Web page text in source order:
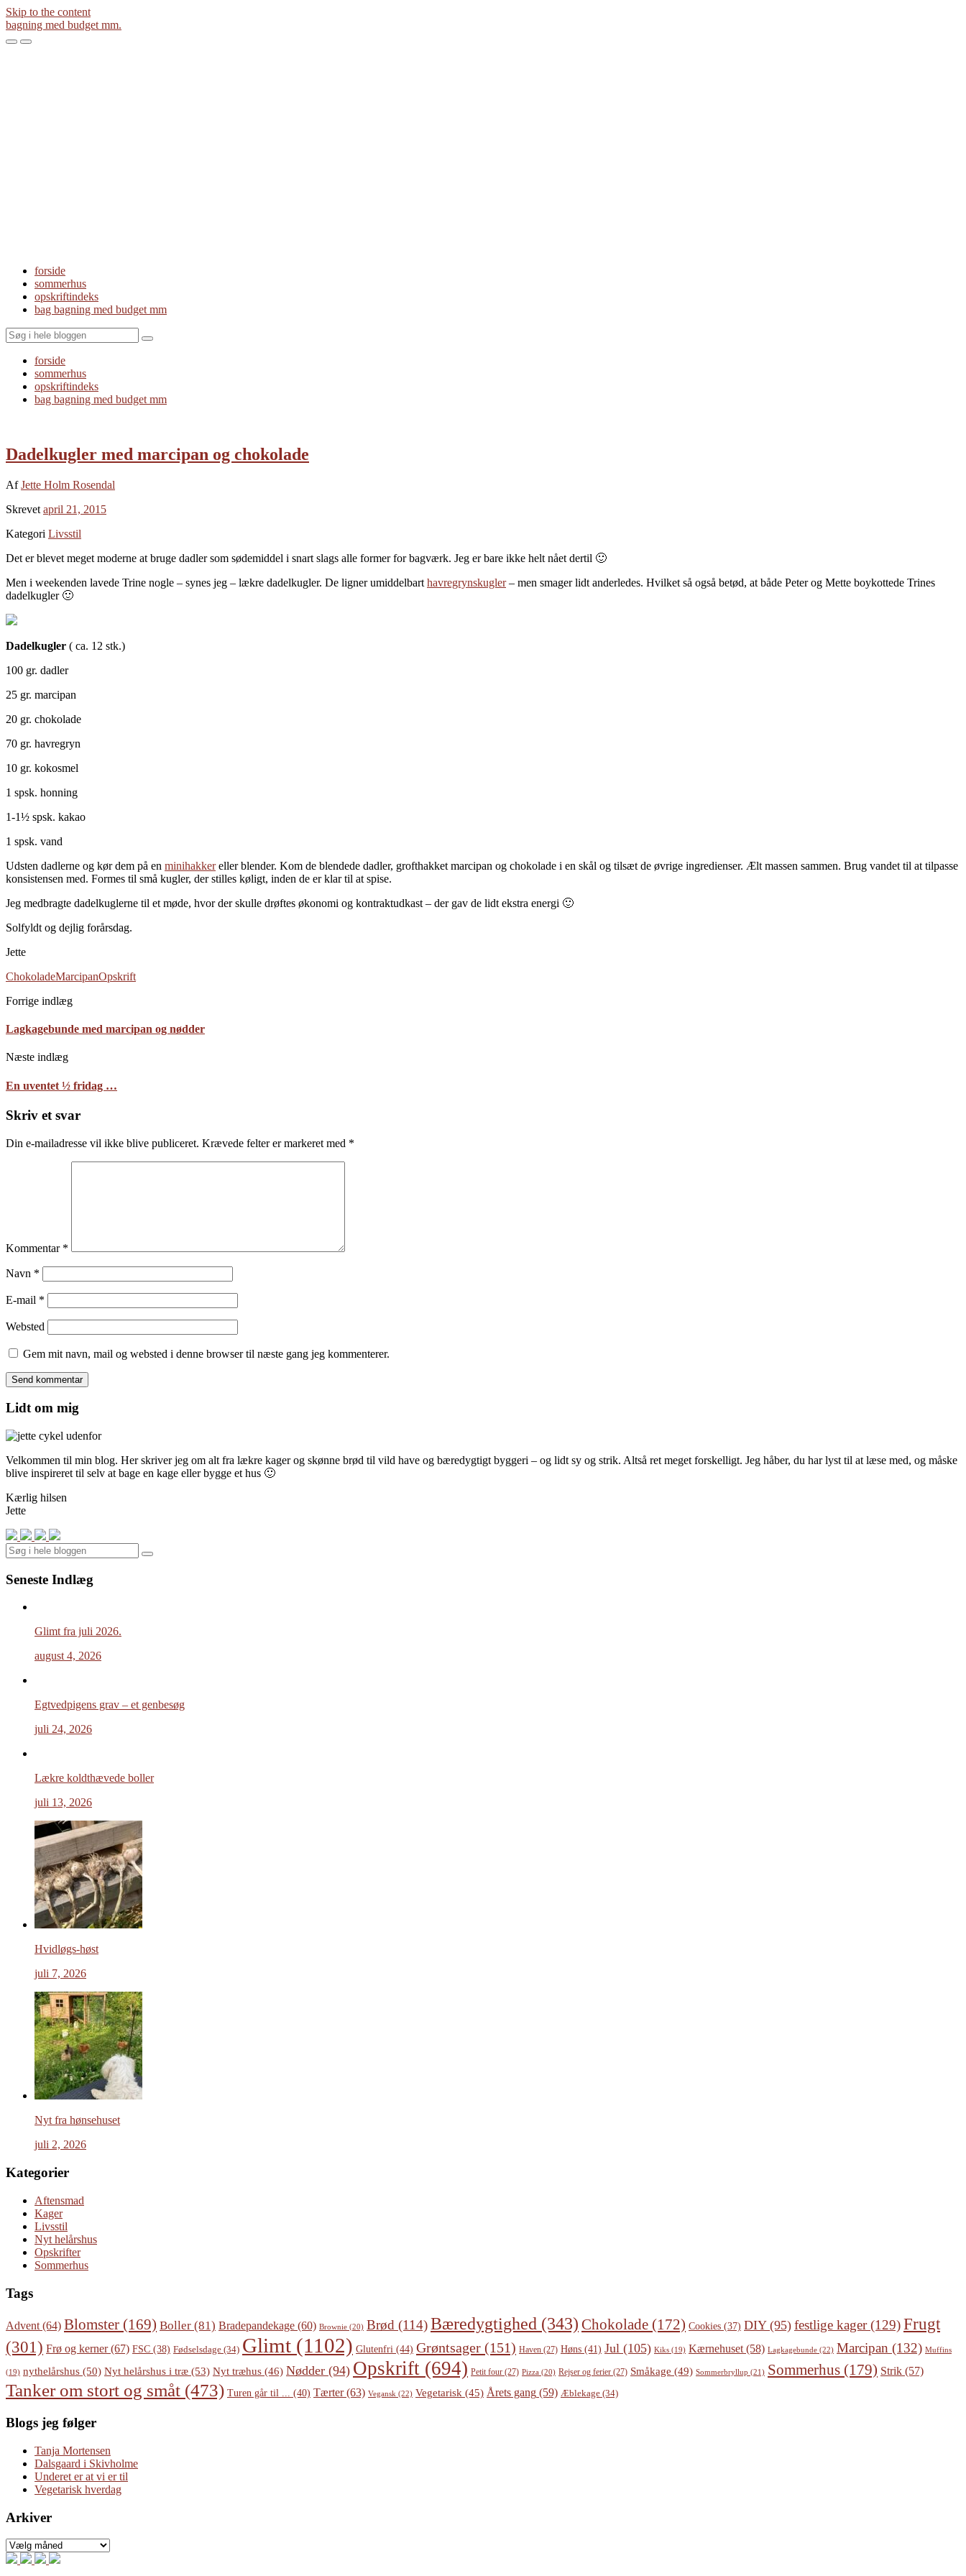
Skip to the content
bagning med budget mm.
ToggleToggle
forside
sommerhus
opskriftindeks
bag bagning med budget mm
Search
forside
sommerhus
opskriftindeks
bag bagning med budget mm
Dadelkugler med marcipan og chokolade
AfJette Holm Rosendal
Skrevet april 21, 2015
Kategori Livsstil
Det er blevet meget moderne at bruge dadler som sødemiddel i snart slags alle former for bagværk. Jeg er bare ikke helt nået dertil 🙂
Men i weekenden lavede Trine nogle – synes jeg – lækre dadelkugler. De ligner umiddelbart havregrynskugler– men smager lidt anderledes. Hvilket så også betød, at både Peter og Mette boykottede Trines
dadelkugler 🙂
Dadelkugler ( ca. 12 stk.)
100 gr. dadler
25 gr. marcipan
20 gr. chokolade
70 gr. havregryn
10 gr. kokosmel
1 spsk. honning
1-1½ spsk. kakao
1 spsk. vand
Udsten dadlerne og kør dem på en minihakkereller blender. Kom de blendede dadler, grofthakket marcipan og chokolade i en skål og tilsæt de øvrige ingredienser. Ælt massen sammen. Brug vandet til at tilpasse
konsistensen med. Formes til små kugler, der stilles køligt, inden de er klar til at spise.
Jeg medbragte dadelkuglerne til et møde, hvor der skulle drøftes økonomi og kontraktudkast – der gav de lidt ekstra energi 🙂
Solfyldt og dejlig forårsdag.
Jette
ChokoladeMarcipanOpskrift
Forrige indlæg
Lagkagebunde med marcipan og nødder
Næste indlæg
En uventet ½ fridag …
Skriv et svar
Din e-mailadresse vil ikke blive publiceret. Krævede felter er markeret med *
Kommentar *
Navn *
E-mail *
Websted
Gem mit navn, mail og websted i denne browser til næste gang jeg kommenterer.
Lidt om mig
Velkommen til min blog. Her skriver jeg om alt fra lækre kager og skønne brød til vild have og bæredygtigt byggeri – og lidt sy og strik. Altså ret meget forskelligt. Jeg håber, du har lyst til at læse med, og måske
blive inspireret til selv at bage en kage eller bygge et hus 🙂
Kærlig hilsen
Jette
Search
Seneste Indlæg
Glimt fra juli 2026.
august 4, 2026
Egtvedpigens grav – et genbesøg
juli 24, 2026
Lækre koldthævede boller
juli 13, 2026
Hvidløgs-høst
juli 7, 2026
Nyt fra hønsehuset
juli 2, 2026
Kategorier
Aftensmad
Kager
Livsstil
Nyt helårshus
Opskrifter
Sommerhus
Tags
Advent (64) Blomster (169) Boller (81) Bradepandekage (60) Brownie (20) Brød (114)Bæredygtighed (343) Chokolade (172) Cookies (37) DIY(95) festlige kager(129)Frugt
(301) Frø og kerner(67) FSC (38) Fødselsdage (34) Glimt (1102) Glutenfri (44) Grøntsager (151) Haven (27) Høns (41) Jul (105) Kiks (19) Kærnehuset (58) Lagkagebunde (22) Marcipan (132) Muffins
(19) nythelårshus (50) Nyt helårshus i træ (53) Nyt træhus (46) Nødder (94) Opskrift (694) Petit four (27) Pizza (20) Rejser og ferier (27) Småkage (49) Sommerbryllup (21) Sommerhus (179) Strik (57)
Tanker om stort og småt (473) Turen går til ... (40) Tærter(63) Vegansk (22) Vegetarisk (45) Årets gang (59) Æblekage (34)
Blogs jeg følger
Tanja Mortensen
Dalsgaard i Skivholme
Underet er at vi er til
Vegetarisk hverdag
Arkiver
Arkiver